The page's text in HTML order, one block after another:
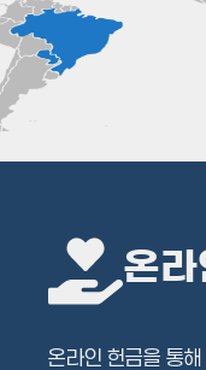
온
온라인 헌금을 통